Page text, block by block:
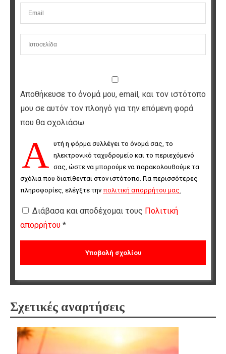
Αποθήκευσε το όνομά μου, email, και τον ιστότοπο
μου σε αυτόν τον πλοηγό για την επόμενη φορά
που θα σχολιάσω.
Α υτή η φόρμα συλλέγει το όνομά σας, το
ηλεκτρονικό ταχυδρομείο και το περιεχόμενό
σας, ώστε να μπορούμε να παρακολουθούμε τα
σχόλια που διατίθενται στον ιστότοπο. Για περισσότερες
πληροφορίες, ελέγξτε την πολιτική απορρήτου μας.
Διάβασα και αποδέχομαι τους Πολιτική
απορρήτου *
Σχετικές αναρτήσεις